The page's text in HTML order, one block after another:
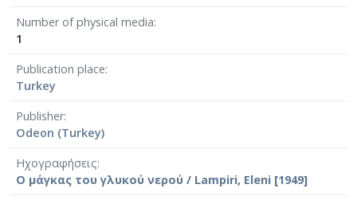
Number of physical media
1
Publication place
Turkey
Publisher
Odeon (Turkey)
Ηχογραφήσεις
Ο μάγκας του γλυκού νερού / Lampiri, Eleni [1949]